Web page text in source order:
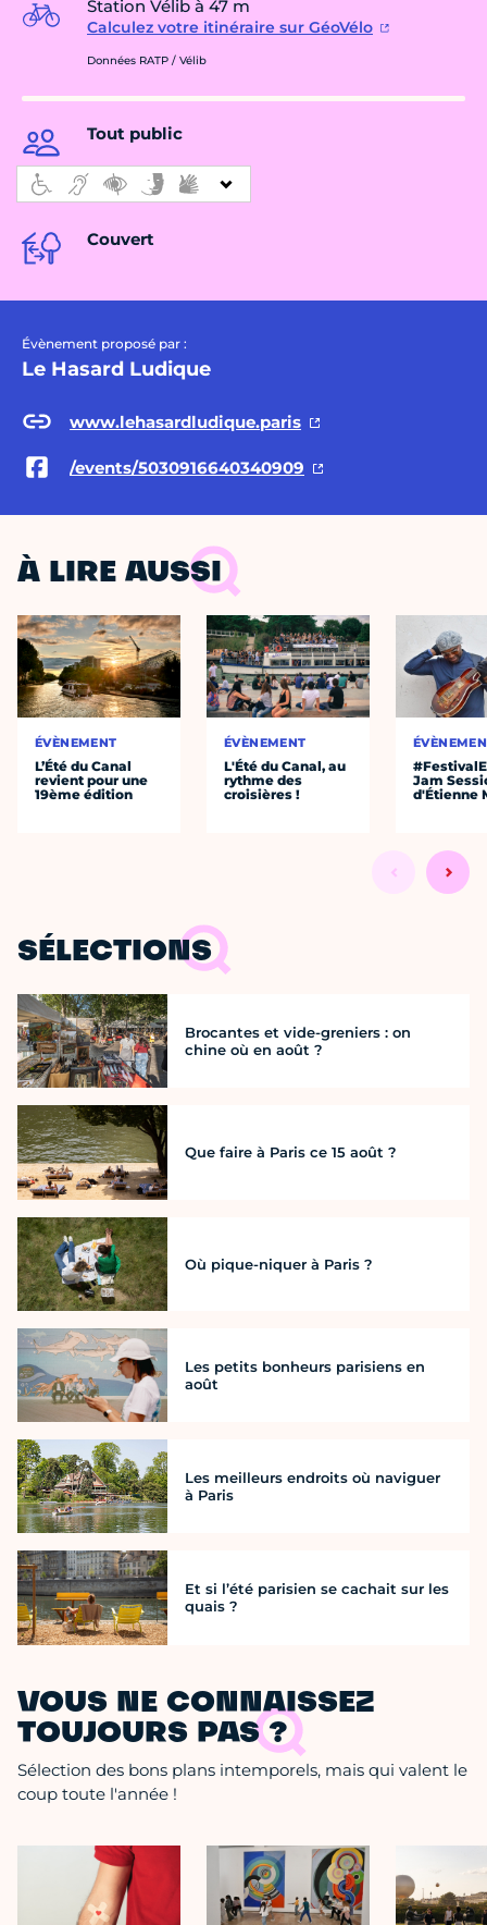
Station Vélib à 47 m
Calculez votre itinéraire sur GéoVélo
Données RATP / Vélib
Tout public
Couvert
Évènement proposé par :
Le Hasard Ludique
www.lehasardludique.paris
/events/5030916640340909
À LIRE AUSSI
ÉVÈNEMENT
L’Été du Canal
revient pour une
19ème édition
ÉVÈNEMENT
L'Été du Canal, au
rythme des
croisières !
Jam
d'Étienne
SÉLECTIONS
Brocantes et vide-greniers : on
chine où en août ?
Que faire à Paris ce 15 août ?
Où pique-niquer à Paris ?
Les petits bonheurs parisiens en
août
Les meilleurs endroits où naviguer
à Paris
Et si l’été parisien se cachait sur les
quais ?
VOUS NE CONNAISSEZ
TOUJOURS PAS ?
Sélection des bons plans intemporels, mais qui valent le
coup toute l'année !